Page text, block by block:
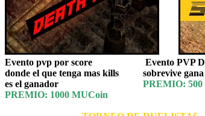
Evento pvp por score Evento PVP
donde el que tenga mas kills sobrevive gana
es el ganador PREMIO:
PREMIO: 1000 MUCoin